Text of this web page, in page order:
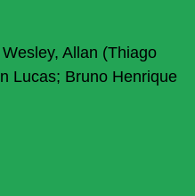
Allan (Thiago
Lucas; Bruno Henrique